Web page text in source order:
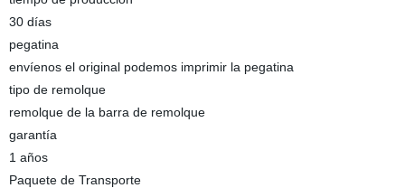
30 días
pegatina
envíenos el original podemos imprimir la pegatina
tipo de remolque
remolque de la barra de remolque
garantía
1 años
Paquete de Transporte